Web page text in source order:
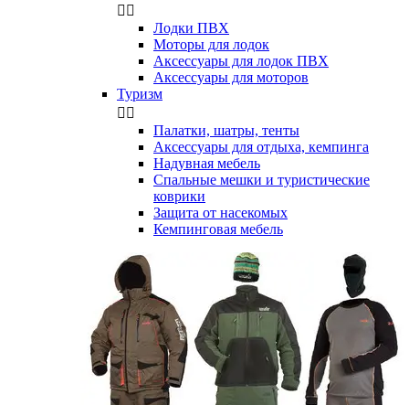
 
Лодки ПВХ
Моторы для лодок
Аксессуары для лодок ПВХ
Аксессуары для моторов
Туризм
 
Палатки, шатры, тенты
Аксессуары для отдыха, кемпинга
Надувная мебель
Спальные мешки и туристические
коврики
Защита от насекомых
Кемпинговая мебель